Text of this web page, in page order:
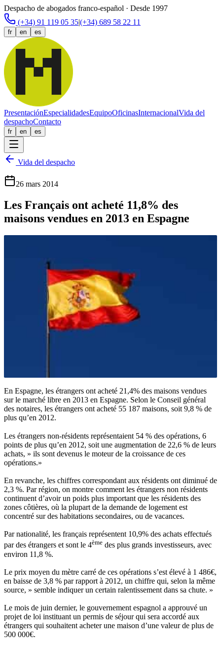
Despacho de abogados franco-español · Desde 1997
(+34) 91 119 05 35|(+34) 689 58 22 11
fr en es
PresentaciónEspecialidadesEquipoOficinasInternacionalVida del
despachoContacto
fr en es
Vida del despacho
26 mars 2014
Les Français ont acheté 11,8% des
maisons vendues en 2013 en Espagne
En Espagne, les étrangers ont acheté 21,4% des maisons vendues
sur le marché libre en 2013 en Espagne. Selon le Conseil général
des notaires, les étrangers ont acheté 55 187 maisons, soit 9,8 % de
plus qu’en 2012.
Les étrangers non-résidents représentaient 54 % des opérations, 6
points de plus qu’en 2012, soit une augmentation de 22,6 % de leurs
achats, » ils sont devenus le moteur de la croissance de ces
opérations.»
En revanche, les chiffres correspondant aux résidents ont diminué de
2,3 %. Par région, on montre comment les étrangers non résidents
continuent d’avoir un poids plus important que les résidents des
zones côtières, où la plupart de la demande de logement est
concentré sur des habitations secondaires, ou de vacances.
Par nationalité, les français représentent 10,9% des achats effectués
par des étrangers et sont le 4ème des plus grands investisseurs, avec
environ 11,8 %.
Le prix moyen du mètre carré de ces opérations s’est élevé à 1 486€,
en baisse de 3,8 % par rapport à 2012, un chiffre qui, selon la même
source, » semble indiquer un certain ralentissement dans sa chute. »
Le mois de juin dernier, le gouvernement espagnol a approuvé un
projet de loi instituant un permis de séjour qui sera accordé aux
étrangers qui souhaitent acheter une maison d’une valeur de plus de
500 000€.